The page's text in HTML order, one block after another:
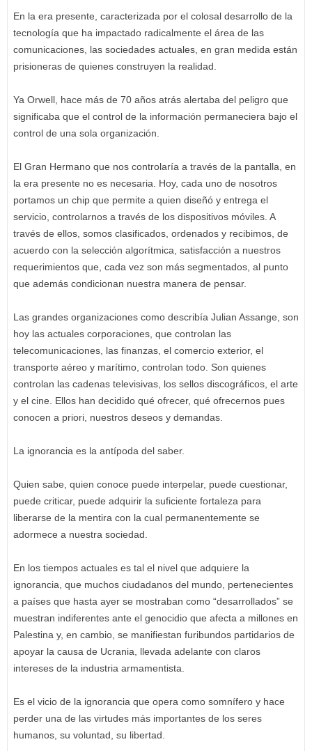
En la era presente, caracterizada por el colosal desarrollo de la
tecnología que ha impactado radicalmente el área de las
comunicaciones, las sociedades actuales, en gran medida están
prisioneras de quienes construyen la realidad.
Ya Orwell, hace más de 70 años atrás alertaba del peligro que
significaba que el control de la información permaneciera bajo el
control de una sola organización.
El Gran Hermano que nos controlaría a través de la pantalla, en
la era presente no es necesaria. Hoy, cada uno de nosotros
portamos un chip que permite a quien diseñó y entrega el
servicio, controlarnos a través de los dispositivos móviles. A
través de ellos, somos clasificados, ordenados y recibimos, de
acuerdo con la selección algorítmica, satisfacción a nuestros
requerimientos que, cada vez son más segmentados, al punto
que además condicionan nuestra manera de pensar.
Las grandes organizaciones como describía Julian Assange, son
hoy las actuales corporaciones, que controlan las
telecomunicaciones, las finanzas, el comercio exterior, el
transporte aéreo y marítimo, controlan todo. Son quienes
controlan las cadenas televisivas, los sellos discográficos, el arte
y el cine. Ellos han decidido qué ofrecer, qué ofrecernos pues
conocen a priori, nuestros deseos y demandas.
La ignorancia es la antípoda del saber.
Quien sabe, quien conoce puede interpelar, puede cuestionar,
puede criticar, puede adquirir la suficiente fortaleza para
liberarse de la mentira con la cual permanentemente se
adormece a nuestra sociedad.
En los tiempos actuales es tal el nivel que adquiere la
ignorancia, que muchos ciudadanos del mundo, pertenecientes
a países que hasta ayer se mostraban como “desarrollados” se
muestran indiferentes ante el genocidio que afecta a millones en
Palestina y, en cambio, se manifiestan furibundos partidarios de
apoyar la causa de Ucrania, llevada adelante con claros
intereses de la industria armamentista.
Es el vicio de la ignorancia que opera como somnífero y hace
perder una de las virtudes más importantes de los seres
humanos, su voluntad, su libertad.